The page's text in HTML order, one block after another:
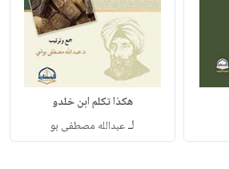
هكذا تكلم ابن خلدو
لـعبدالله مصطفى بو